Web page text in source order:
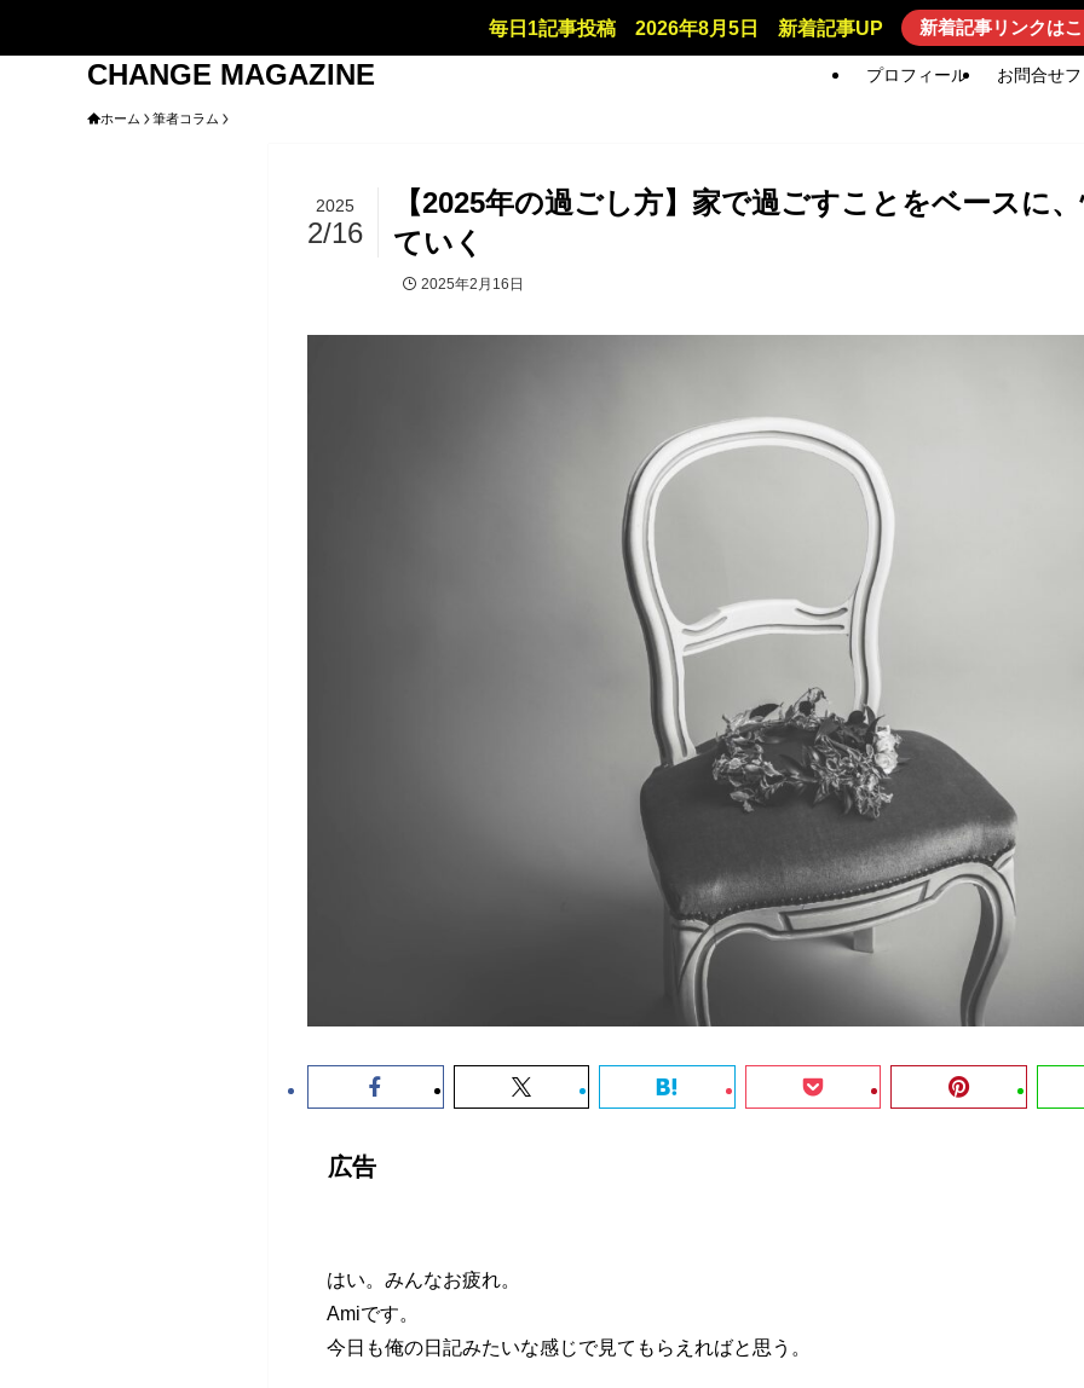
毎日1記事投稿 2026年8月5日 新着記事UP 新着記事リンクは
CHANGE MAGAZINE プロフィール お問合せ
ホーム 筆者コラム
【2025年の過ごし方】家で過ごすことをベースに
ていく
2025
2/16
2025年2月16日
広告
はい。みんなお疲れ。
Amiです。
今日も俺の日記みたいな感じで見てもらえればと思う。